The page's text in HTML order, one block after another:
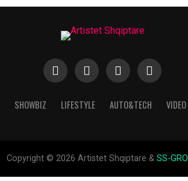
SHOWBIZ LIFESTYLE AUTO&TECH VIDEO
Copyright © 2026 Artistet Shqiptare & SS-